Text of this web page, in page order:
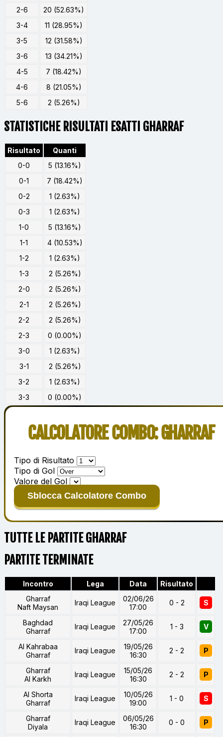
2-6
20 (52.63%)
3-4
11 (28.95%)
3-5
12 (31.58%)
3-6
13 (34.21%)
4-5
7 (18.42%)
4-6
8 (21.05%)
5-6
2 (5.26%)
STATISTICHE RISULTATI ESATTI GHARRAF
Risultato
Quanti
0-0
5 (13.16%)
0-1
7 (18.42%)
0-2
1 (2.63%)
0-3
1 (2.63%)
1-0
5 (13.16%)
1-1
4 (10.53%)
1-2
1 (2.63%)
1-3
2 (5.26%)
2-0
2 (5.26%)
2-1
2 (5.26%)
2-2
2 (5.26%)
2-3
0 (0.00%)
3-0
1 (2.63%)
3-1
2 (5.26%)
3-2
1 (2.63%)
3-3
0 (0.00%)
CALCOLATORE COMBO: GHARRAF
Tipo di Risultato
Tipo di Gol
Valore del Gol
Sblocca Calcolatore Combo
TUTTE LE PARTITE GHARRAF
PARTITE TERMINATE
Incontro Lega Data
Risultato
Gharraf
Naft Maysan
Iraqi League
02/06/26
17:00
0 - 2 S
Baghdad
Gharraf
Iraqi League
27/05/26
17:00
1 - 3 V
Al Kahrabaa
Gharraf
Iraqi League
19/05/26
16:30
2 - 2 P
Gharraf
Al Karkh
Iraqi League
15/05/26
16:30
2 - 2 P
Al Shorta
Gharraf
Iraqi League
10/05/26
19:00
1 - 0 S
Gharraf
Diyala
Iraqi League
06/05/26
16:30
0 - 0 P